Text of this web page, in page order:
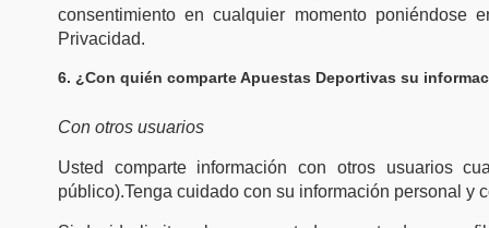
consentimiento en cualquier momento
Privacidad.
6. ¿Con quién comparte Apuestas Deportivas su
Con otros usuarios
Usted comparte información con otros usuarios
público).Tenga cuidado con su información personal y